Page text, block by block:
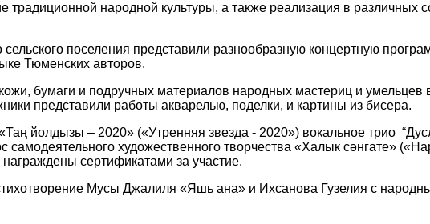
народной культуры, а также реализация в различных
поселения представили разнообразную концертную
Тюменских авторов.
бумаги и подручных материалов народных мастериц и умельцев
представили работы акварелью, поделки, и картины из бисера.
йолдызы – 2020» («Утренняя звезда - 2020») вокальное трио
самодеятельного художественного творчества «Халык сәнгате»
сертификатами за участие.
Мусы Джалиля «Яшь ана» и Ихсанова Гузелия с